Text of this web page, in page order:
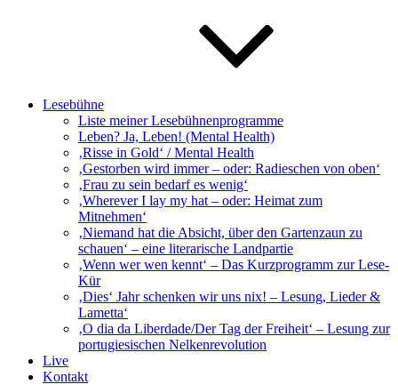
Lesebühne
Liste meiner Lesebühnenprogramme
Leben? Ja, Leben! (Mental Health)
‚Risse in Gold‘ / Mental Health
‚Gestorben wird immer – oder: Radieschen von oben‘
‚Frau zu sein bedarf es wenig‘
‚Wherever I lay my hat – oder: Heimat zum
Mitnehmen‘
‚Niemand hat die Absicht, über den Gartenzaun zu
schauen‘ – eine literarische Landpartie
‚Wenn wer wen kennt‘ – Das Kurzprogramm zur Lese-
Kür
‚Dies‘ Jahr schenken wir uns nix! – Lesung, Lieder &
Lametta‘
‚O dia da Liberdade/Der Tag der Freiheit‘ – Lesung zur
portugiesischen Nelkenrevolution
Live
Kontakt